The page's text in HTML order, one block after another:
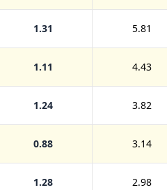
1.31 5.81
1.11 4.43
1.24 3.82
0.88 3.14
1.28 2.98